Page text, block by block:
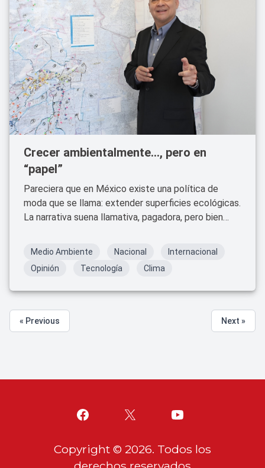
Crecer ambientalmente…, pero en
“papel”
Pareciera que en México existe una política de
moda que se llama: extender superficies ecológicas.
La narrativa suena llamativa, pagadora, pero bien
en buenas intenciones.
Medio Ambiente Nacional
Internacional
Opinión
Tecnología Clima
« Previous Next »
Copyright © 2026. Todos los